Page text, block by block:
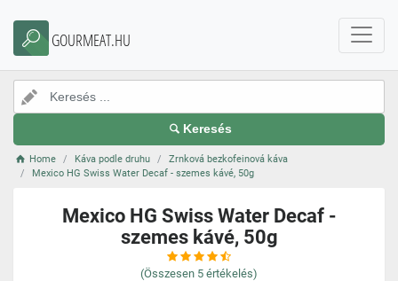
GOURMEAT.HU
Keresés
Home Káva podle druhu
Zrnková bezkofeinová káva
Mexico HG Swiss Water Decaf - szemes kávé, 50g
Mexico HG Swiss Water Decaf -
szemes kávé, 50g
(Összesen 5 értékelés)